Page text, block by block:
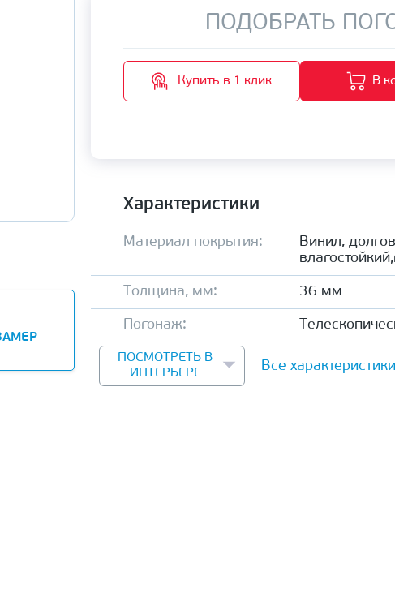
ПОДОБРАТЬ
Купить в 1 клик В
Характеристики
Материал покрытия:
Винил,
Толщина, мм: 36 мм
Погонаж:
ПОСМОТРЕТЬ В
ИНТЕРЬЕРЕ
Все характеристики